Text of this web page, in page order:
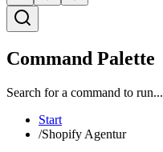
Command Palette
Search for a command to run...
Start
/Shopify Agentur